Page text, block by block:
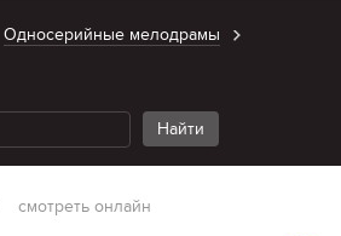
Односерийные мелодрамы
смотреть онлайн